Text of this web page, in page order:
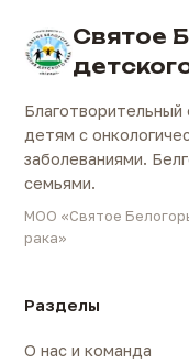
Святое
детям с
заболеваниями.
семьями.
МОО «Святое
рака»
Разделы
О нас и команда